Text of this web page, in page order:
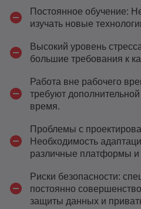
Постоянное обучение:
изучать новые
Высокий уровень
большие требования к
Работа вне рабочего
требуют
время.
Проблемы с
Необходимость
различные платформы и
Риски безопасности:
постоянно
защиты данных и